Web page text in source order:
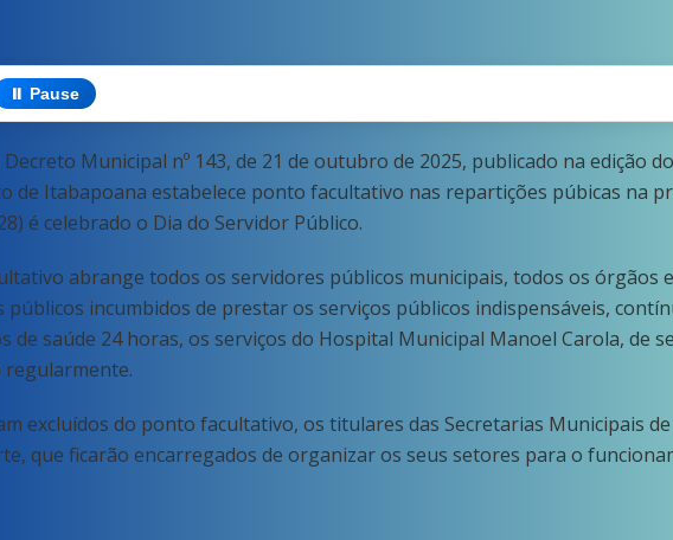
⏸️ Pause
Municipal nº 143, de 21 de outubro de 2025, publicado na edição
de Itabapoana estabelece ponto facultativo nas repartições púbicas na
é celebrado o Dia do Servidor Público.
abrange todos os servidores públicos municipais, todos os órgãos
incumbidos de prestar os serviços públicos indispensáveis,
de saúde 24 horas, os serviços do Hospital Municipal Manoel Carola, de
excluídos do ponto facultativo, os titulares das Secretarias Municipais
que ficarão encarregados de organizar os seus setores para o